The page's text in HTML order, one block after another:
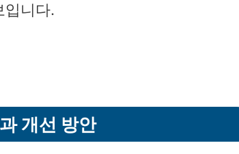
입니다.
개선 방안